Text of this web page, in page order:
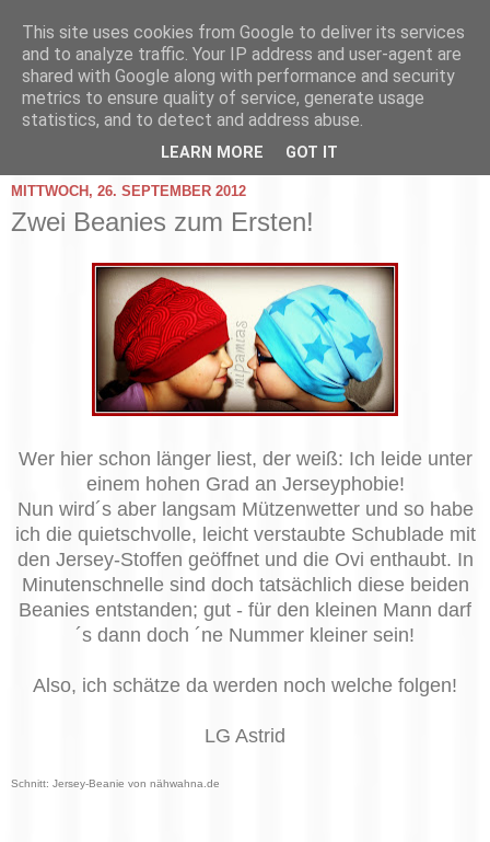
MITTWOCH, 26. SEPTEMBER 2012
Zwei Beanies zum Ersten!
Wer hier schon länger liest, der weiß: Ich leide unter
einem hohen Grad an Jerseyphobie!
Nun wird´s aber langsam Mützenwetter und so habe
ich die quietschvolle, leicht verstaubte Schublade mit
den Jersey-Stoffen geöffnet und die Ovi enthaubt. In
Minutenschnelle sind doch tatsächlich diese beiden
Beanies entstanden; gut - für den kleinen Mann darf
´s dann doch ´ne Nummer kleiner sein!
Also, ich schätze da werden noch welche folgen!
LG Astrid
Schnitt: Jersey-Beanie von nähwahna.de
This site uses cookies from Google to deliver its services
and to analyze traffic. Your IP address and user-agent are
shared with Google along with performance and security
metrics to ensure quality of service, generate usage
statistics, and to detect and address abuse.
LEARN MORE GOT IT